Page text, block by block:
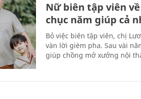
Nữ biên tập viên
chục năm giúp cả
Bỏ việc biên tập viên, chị
vàn lời gièm pha. Sau vài
giúp chồng mở xưởng nội